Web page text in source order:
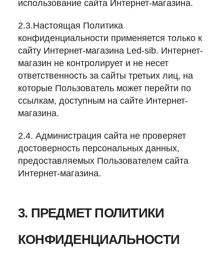
использование сайта Интернет-магазина.
2.3.Настоящая Политика
конфиденциальности применяется только к
сайту Интернет-магазина Led-sib. Интернет-
магазин не контролирует и не несет
ответственность за сайты третьих лиц, на
которые Пользователь может перейти по
ссылкам, доступным на сайте Интернет-
магазина.
2.4. Администрация сайта не проверяет
достоверность персональных данных,
предоставляемых Пользователем сайта
Интернет-магазина.
3. ПРЕДМЕТ ПОЛИТИКИ
КОНФИДЕНЦИАЛЬНОСТИ